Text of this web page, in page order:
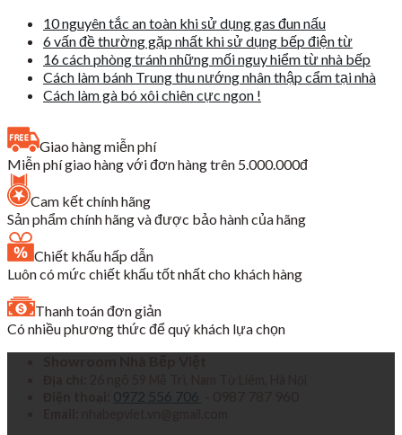
10 nguyên tắc an toàn khi sử dụng gas đun nấu
6 vấn đề thường gặp nhất khi sử dụng bếp điện từ
16 cách phòng tránh những mối nguy hiểm từ nhà bếp
Cách làm bánh Trung thu nướng nhân thập cẩm tại nhà
Cách làm gà bó xôi chiên cực ngon !
Giao hàng miễn phí
Miễn phí giao hàng với đơn hàng trên 5.000.000đ
Cam kết chính hãng
Sản phẩm chính hãng và được bảo hành của hãng
Chiết khấu hấp dẫn
Luôn có mức chiết khấu tốt nhất cho khách hàng
Thanh toán đơn giản
Có nhiều phương thức để quý khách lựa chọn
0972 556 706